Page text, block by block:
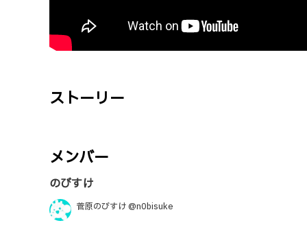
ストーリー
メンバー
のびすけ
菅原のびすけ @n0bisuke